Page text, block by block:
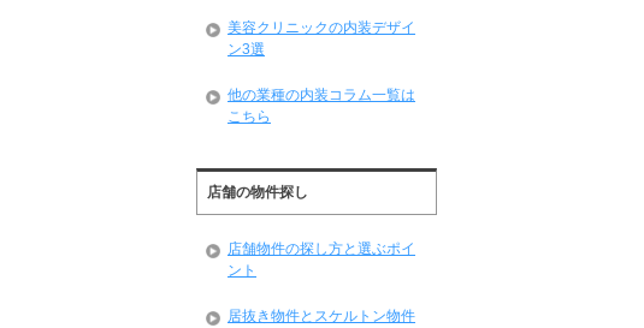
美容クリニックの内装デザイ
ン3選
他の業種の内装コラム一覧は
こちら
店舗の物件探し
店舗物件の探し方と選ぶポイ
ント
居抜き物件とスケルトン物件